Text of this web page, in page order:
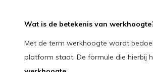
Wat is de betekenis van
Met de term werkhoogte wordt
platform staat. De formule die hierbij